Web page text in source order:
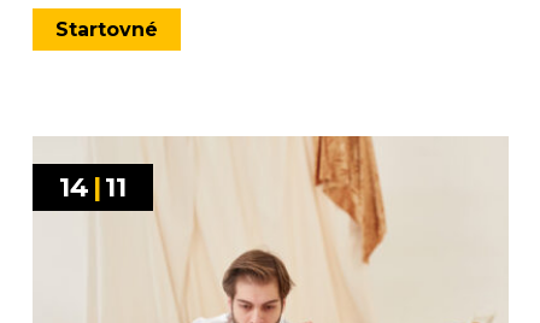
Startovné
14 |11